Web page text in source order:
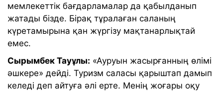
мемлекеттік бағдарламалар да қабылданып
жатады бізде. Бірақ тұралаған саланың
күретамырына қан жүргізу мақтанарлықтай
емес.
Сырымбек Тауұлы: «Ауруын жасырғанның өлімі
әшкере» дейді. Туризм саласы қарыштап дамып
келеді деп айтуға әлі ерте. Менің жоғары оқу